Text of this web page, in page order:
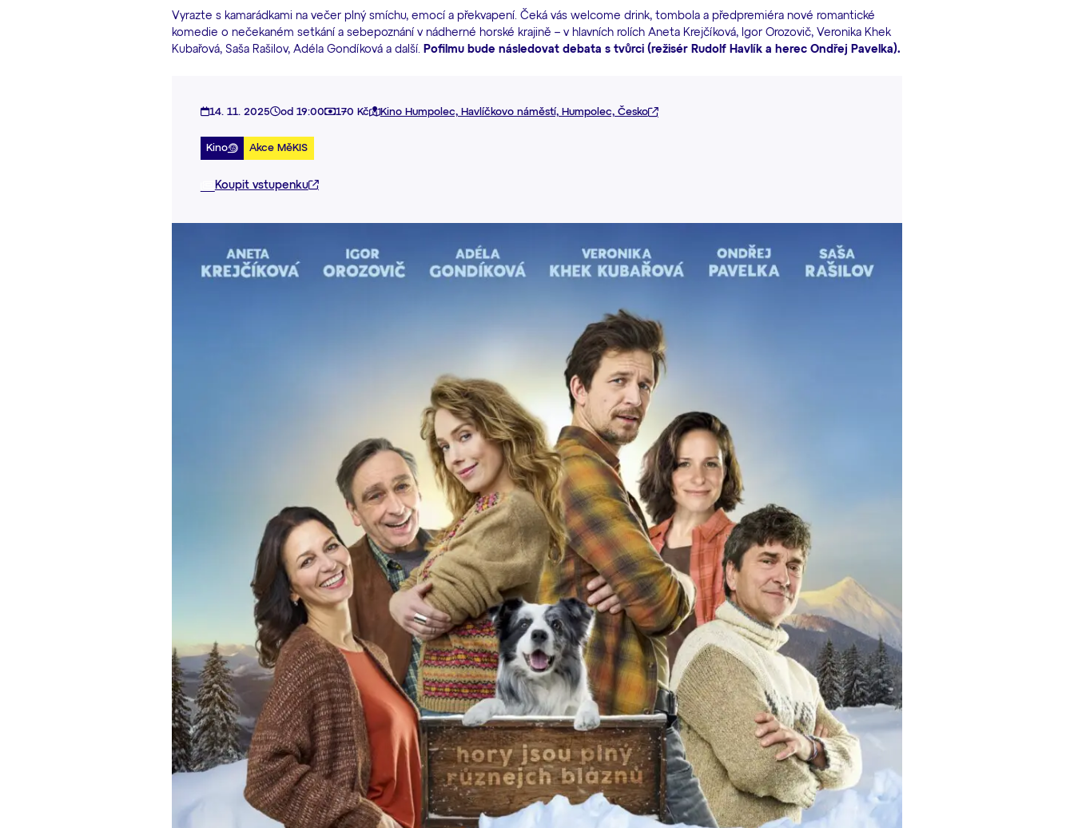
Vyrazte s kamarádkami na večer plný smíchu, emocí a překvapení. Čeká vás welcome drink, tombola a předpremiéra nové romantické
komedie o nečekaném setkání a sebepoznání v nádherné horské krajině – v hlavních rolích Aneta Krejčíková, Igor Orozovič, Veronika Khek
Kubařová, Saša Rašilov, Adéla Gondíková a další. Pofilmu bude následovat debata s tvůrci (režisér Rudolf Havlík a herec Ondřej Pavelka).
14. 11. 2025 od 19:00 170 Kč Kino Humpolec, Havlíčkovo náměstí, Humpolec, Česko
Kino Akce MěKIS
Koupit vstupenku